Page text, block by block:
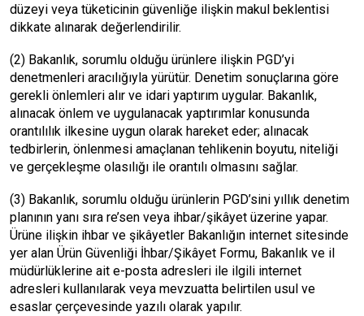
düzeyi veya tüketicinin güvenliğe ilişkin makul beklentisi
dikkate alınarak değerlendirilir.
(2) Bakanlık, sorumlu olduğu ürünlere ilişkin PGD’yi
denetmenleri aracılığıyla yürütür. Denetim sonuçlarına göre
gerekli önlemleri alır ve idari yaptırım uygular. Bakanlık,
alınacak önlem ve uygulanacak yaptırımlar konusunda
orantılılık ilkesine uygun olarak hareket eder; alınacak
tedbirlerin, önlenmesi amaçlanan tehlikenin boyutu, niteliği
ve gerçekleşme olasılığı ile orantılı olmasını sağlar.
(3) Bakanlık, sorumlu olduğu ürünlerin PGD’sini yıllık denetim
planının yanı sıra re’sen veya ihbar/şikâyet üzerine yapar.
Ürüne ilişkin ihbar ve şikâyetler Bakanlığın internet sitesinde
yer alan Ürün Güvenliği İhbar/Şikâyet Formu, Bakanlık ve il
müdürlüklerine ait e-posta adresleri ile ilgili internet
adresleri kullanılarak veya mevzuatta belirtilen usul ve
esaslar çerçevesinde yazılı olarak yapılır.